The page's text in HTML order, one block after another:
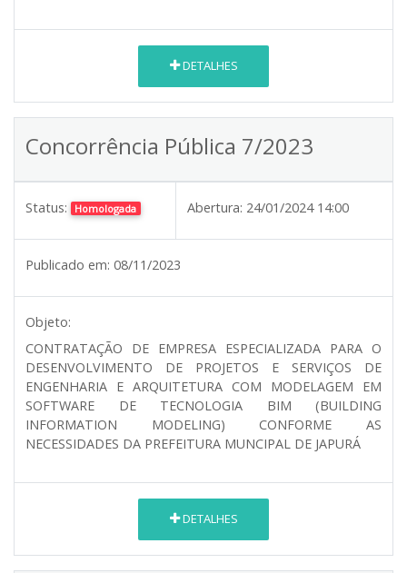
DETALHES
Concorrência Pública 7/2023
Status: Homologada Abertura: 24/01/2024 14:00
Publicado em: 08/11/2023
Objeto:
CONTRATAÇÃO DE EMPRESA ESPECIALIZADA PARA O
DESENVOLVIMENTO DE PROJETOS E SERVIÇOS DE
ENGENHARIA E ARQUITETURA COM MODELAGEM EM
SOFTWARE DE TECNOLOGIA BIM (BUILDING
INFORMATION MODELING) CONFORME AS
NECESSIDADES DA PREFEITURA MUNCIPAL DE JAPURÁ
DETALHES